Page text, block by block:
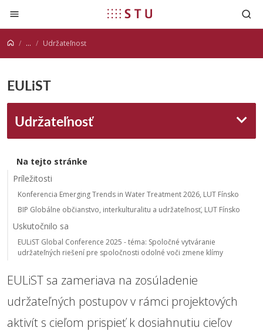
Prejsť na obsah
... Udržateľnosť
EULiST
Udržateľnosť
Na tejto stránke
Príležitosti
Konferencia Emerging Trends in Water Treatment 2026, LUT Fínsko
BIP Globálne občianstvo, interkulturalitu a udržateľnosť, LUT Fínsko
Uskutočnilo sa
EULiST Global Conference 2025 - téma: Spoločné vytváranie
udržateľných riešení pre spoločnosti odolné voči zmene klímy
EULiST sa zameriava na zosúladenie
udržateľných postupov v rámci projektových
aktivít s cieľom prispieť k dosiahnutiu cieľov